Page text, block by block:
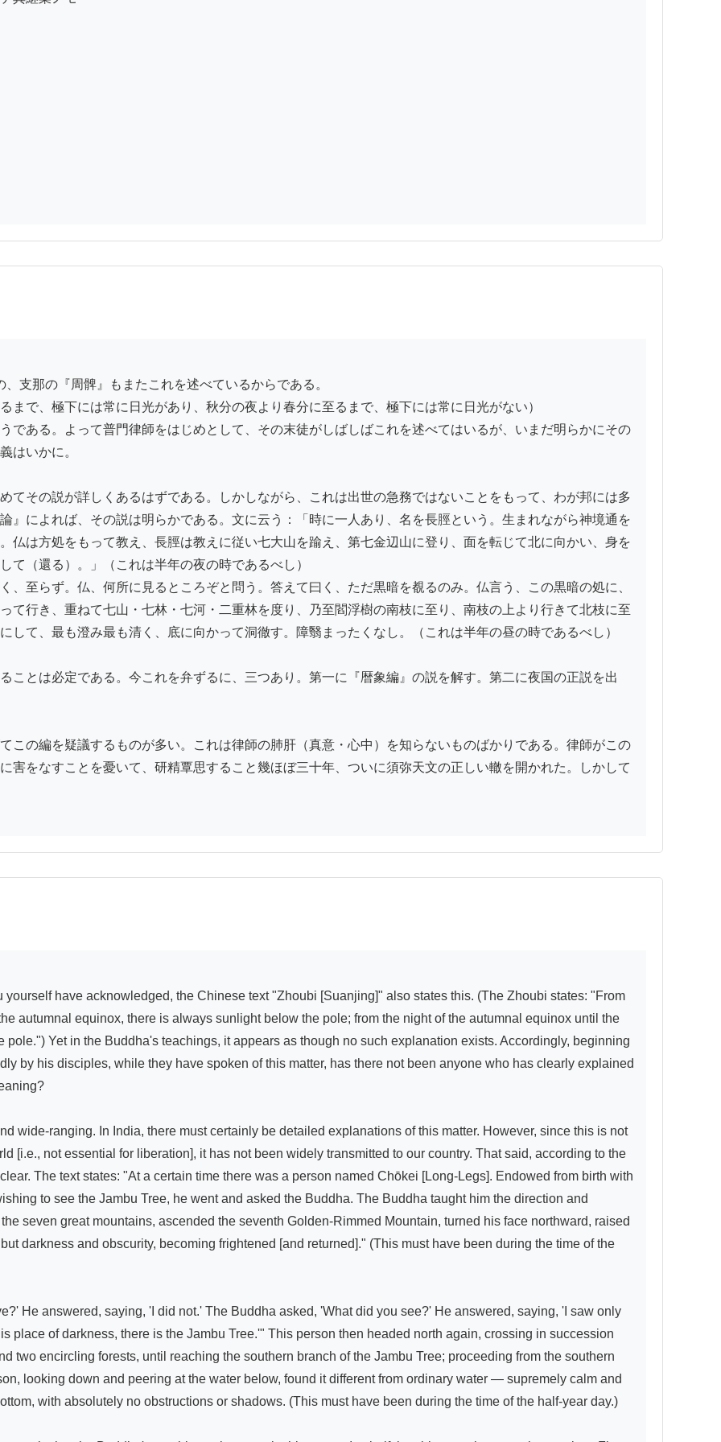
まで、極下には常に日光があり、秋分の夜より春分に至るまで、極下には常に日光がない）
である。よって普門律師をはじめとして、その末徒がしばしばこれを述べてはいるが、いまだ明らかにその
はいかに。
てその説が詳しくあるはずである。しかしながら、これは出世の急務ではないことをもって、わが邦には多
』によれば、その説は明らかである。文に云う：「時に一人あり、名を長脛という。生まれながら神境通を
仏は方処をもって教え、長脛は教えに従い七大山を踰え、第七金辺山に登り、面を転じて北に向かい、身を
て（還る）。」（これは半年の夜の時であるべし）
、至らず。仏、何所に見るところぞと問う。答えて曰く、ただ黒暗を覩るのみ。仏言う、この黒暗の処に、
て行き、重ねて七山・七林・七河・二重林を度り、乃至閻浮樹の南枝に至り、南枝の上より行きて北枝に至
して、最も澄み最も清く、底に向かって洞徹す。障翳まったくなし。（これは半年の昼の時であるべし）
ことは必定である。今これを弁ずるに、三つあり。第一に『暦象編』の説を解す。第二に夜国の正説を出
この編を疑議するものが多い。これは律師の肺肝（真意・心中）を知らないものばかりである。律師がこの
害をなすことを憂いて、研精覃思すること幾ほぼ三十年、ついに須弥天文の正しい轍を開かれた。しかして
autumnal equinox, there is always sunlight below the pole; from the night of the autumnal equinox until the
Yet in the Buddha's teachings, it appears as though no such explanation exists. Accordingly, beginning
by his disciples, while they have spoken of this matter, has there not been anyone who has clearly explained
wide-ranging. In India, there must certainly be detailed explanations of this matter. However, since this is not
[i.e., not essential for liberation], it has not been widely transmitted to our country. That said, according to the
The text states: "At a certain time there was a person named Chōkei [Long-Legs]. Endowed from birth with
to see the Jambu Tree, he went and asked the Buddha. The Buddha taught him the direction and
seven great mountains, ascended the seventh Golden-Rimmed Mountain, turned his face northward, raised
darkness and obscurity, becoming frightened [and returned]." (This must have been during the time of the
He answered, saying, 'I did not.' The Buddha asked, 'What did you see?' He answered, saying, 'I saw only
place of darkness, there is the Jambu Tree.'" This person then headed north again, crossing in succession
two encircling forests, until reaching the southern branch of the Jambu Tree; proceeding from the southern
looking down and peering at the water below, found it different from ordinary water — supremely calm and
with absolutely no obstructions or shadows. (This must have been during the time of the half-year day.)